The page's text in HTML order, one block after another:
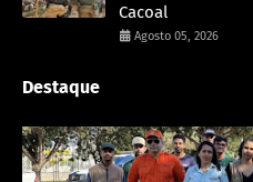
Cacoal
Agosto 05, 2026
Destaque